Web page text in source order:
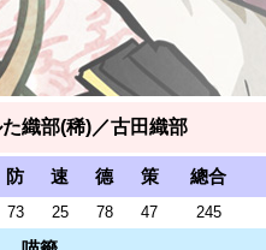
織部(稀)／古田織部
防 速 德 策 總合
73 25 78 47 245